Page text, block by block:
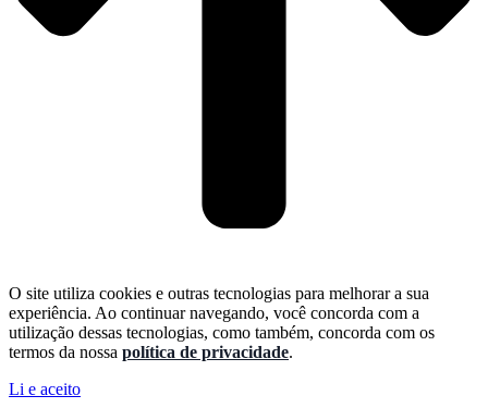
O site utiliza cookies e outras tecnologias para melhorar a sua
experiência. Ao continuar navegando, você concorda com a
utilização dessas tecnologias, como também, concorda com os
termos da nossa política de privacidade.
Li e aceito